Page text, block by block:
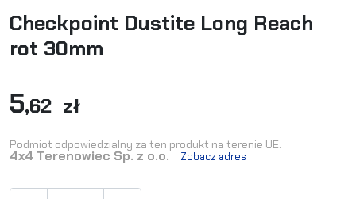
Checkpoint Dustite Long Reach
rot 30mm
5,62 zł
Podmiot odpowiedzialny za ten produkt na terenie UE:
4x4 Terenowiec Sp. z o.o. Zobacz adres